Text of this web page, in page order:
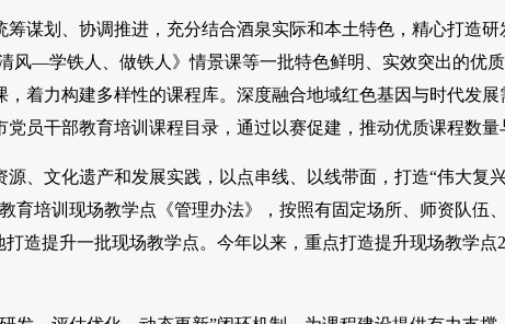
筹谋划、协调推进，充分结合酒泉实际和本土特色，精心打造
风—学铁人、做铁人》情景课等一批特色鲜明、实效突出的优
着力构建多样性的课程库。深度融合地域红色基因与时代发
员干部教育培训课程目录，通过以赛促建，推动优质课程数量
源、文化遗产和发展实践，以点串线、以线带面，打造“伟大复
育培训现场教学点《管理办法》，按照有固定场所、师资队伍
造提升一批现场教学点。今年以来，重点打造提升现场教学